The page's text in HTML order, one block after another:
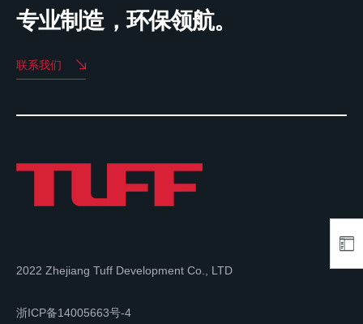
专业制造，环保领航。
联系我们
2022 Zhejiang Tuff Development Co., LTD
浙ICP备14005663号-4